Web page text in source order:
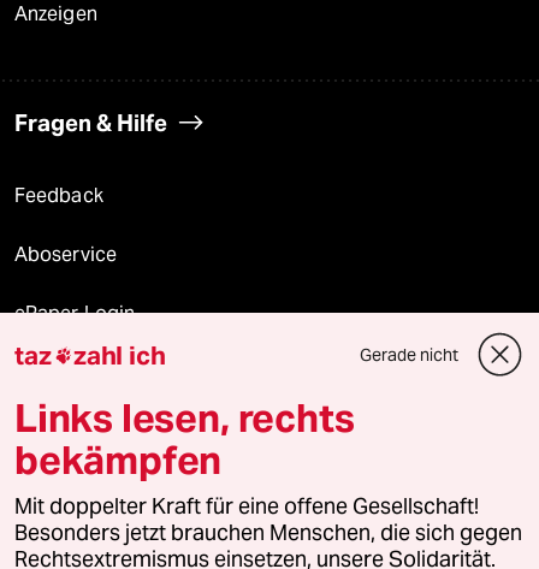
Anzeigen
Fragen & Hilfe
Feedback
Aboservice
ePaper Login
Downloads für Abonnierende
© 2026 taz Verlags und Vertriebs GmbH
Alle Rechte vorbehalten. Bei rechtlichen Fragen oder für Genehmigungen
wenden Sie sich bitte an
lizenzen@taz.de
taz zahl ich Gerade nicht
Links lesen, rechts
bekämpfen
Mit doppelter Kraft für eine offene Gesellschaft!
Besonders jetzt brauchen Menschen, die sich gegen
Rechtsextremismus einsetzen, unsere Solidarität.